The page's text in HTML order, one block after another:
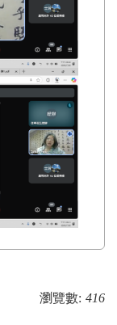
瀏覽數: 416